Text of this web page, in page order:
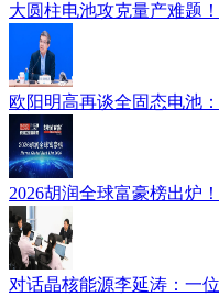
大圆柱电池攻克量产难题
欧阳明高再谈全固态电池
2026胡润全球富豪榜出炉
对话晶核能源李延涛：一